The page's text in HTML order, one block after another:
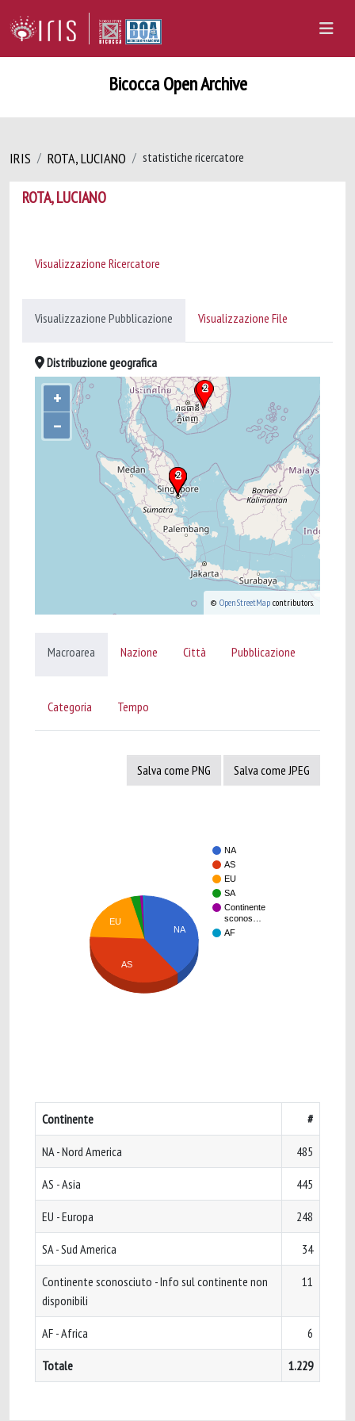
Bicocca Open Archive
IRIS ROTA, LUCIANO statistiche ricercatore
ROTA, LUCIANO
Visualizzazione Ricercatore
Visualizzazione Pubblicazione Visualizzazione File
Distribuzione geografica
+
–
© OpenStreetMap contributors.
Macroarea Nazione Città Pubblicazione
Categoria Tempo
Salva come PNG Salva come JPEG
NA
AS
EU
SA
Continente
sconos…
AF
NA
EU
AS
Continente #
NA - Nord America 485
AS - Asia 445
EU - Europa 248
SA - Sud America 34
Continente sconosciuto - Info sul continente non
disponibili
11
AF - Africa 6
Totale 1.229